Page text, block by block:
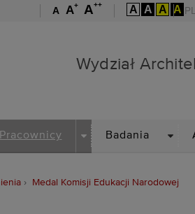
A A+ A++ A A A A PL
Wydział
Pracownicy
DROPDOWN
Badania
Medal Komisji Edukacji Narodowej